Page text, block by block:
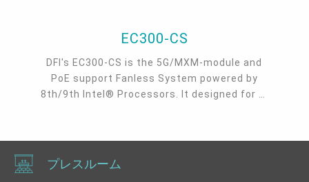
EC300-CS
DFI's EC300-CS is the 5G/MXM-module and
PoE support Fanless System powered by
8th/9th Intel® Processors. It designed for AI
vision, testing machine, surveillance,
monitoring, and more. DFI EC300-CS support
8th/9th Gen Intel® Core, DDR4, 3 Mini PCIe, 2
プレスルーム